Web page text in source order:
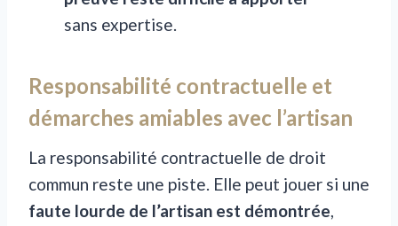
sans expertise.
Responsabilité contractuelle et
démarches amiables avec l’artisan
La responsabilité contractuelle de droit
commun reste une piste. Elle peut jouer si une
faute lourde de l’artisan est démontrée,